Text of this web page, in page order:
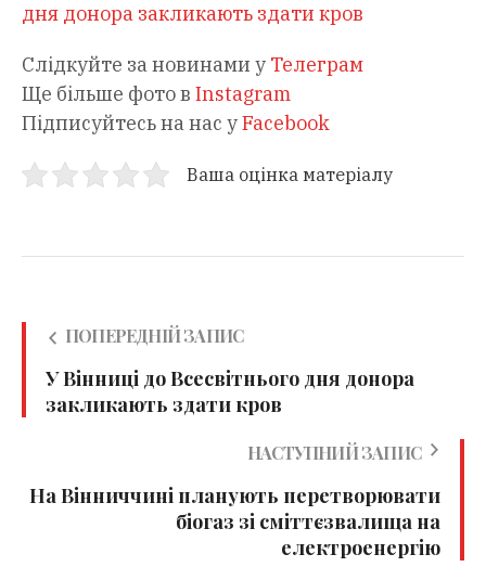
дня донора закликають здати кров
Слідкуйте за новинами у Телеграм
Ще більше фото в Instagram
Підписуйтесь на нас уFacebook
Ваша оцінка матеріалу
ПОПЕРЕДНІЙ ЗАПИС
У Вінниці до Всесвітнього дня донора
закликають здати кров
НАСТУПНИЙ ЗАПИС
На Вінниччині планують перетворювати
біогаз зі сміттєзвалища на
електроенергію